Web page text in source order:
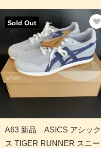
Sold Out
A63 新品 ASICS アシック
ス TIGER RUNNER スニー